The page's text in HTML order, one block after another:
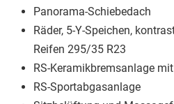
Panorama-Schiebedach
Räder, 5-Y-Speichen,
Reifen 295/35 R23
RS-Keramikbremsanlage
RS-Sportabgasanlage